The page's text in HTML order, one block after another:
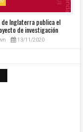
de Inglaterra publica el
de investigación
13/11/2020